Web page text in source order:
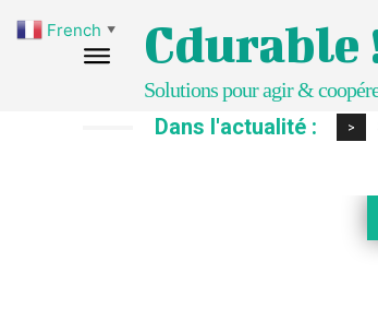
Cdurable
Solutions pour agir &
Dans l'actualité : >
French ▼